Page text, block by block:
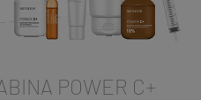
POWER C+